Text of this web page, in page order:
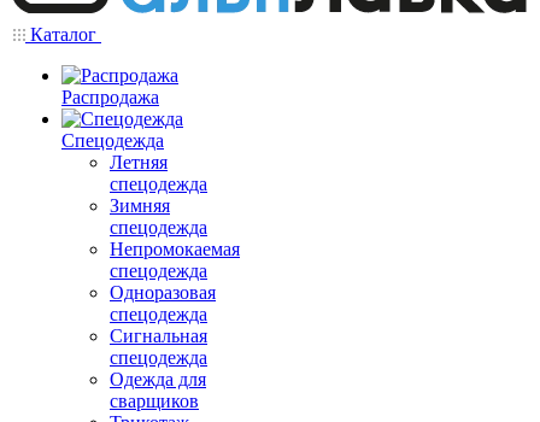
Каталог
Распродажа
Спецодежда
Летняя
спецодежда
Зимняя
спецодежда
Непромокаемая
спецодежда
Одноразовая
спецодежда
Сигнальная
спецодежда
Одежда для
сварщиков